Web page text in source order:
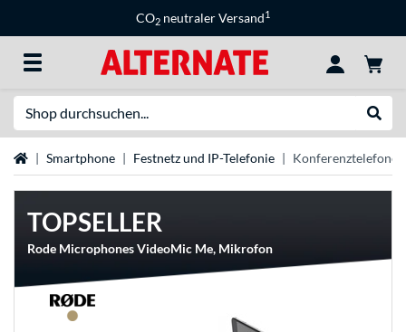
CO2 neutraler Versand1
StartseiteSmartphone Festnetz und IP-Telefonie Konferenztelefone
TOPSELLER
Rode Microphones VideoMic Me, Mikrofon